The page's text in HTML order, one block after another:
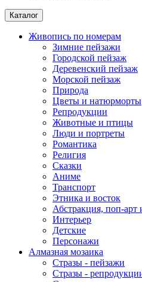
Каталог
Живопись по номерам
Зимние пейзажи
Городской пейзаж
Деревенский пейзаж
Морской пейзаж
Природа
Цветы и натюрморты
Репродукции
Животные и птицы
Люди и портреты
Романтика
Религия
Сказки
Аниме
Транспорт
Этника и восток
Абстракция, поп-арт
Интерьер
Детские
Персонажи
Алмазная мозаика
Стразы - пейзажи
Стразы -